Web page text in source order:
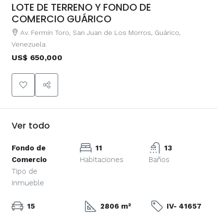
LOTE DE TERRENO Y FONDO DE
COMERCIO GUÁRICO
Av. Fermín Toro, San Juan de Los Morros, Guárico,
Venezuela
US$ 650,000
Ver todo
Fondo de
Comercio
Tipo de
Inmueble
11
Habitaciones
13
Baños
15
2806 m²
IV- 41657